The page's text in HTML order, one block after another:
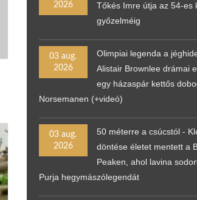
2026
Tőkés Imre útja az 54-es
győzelméig
03 aug.
2026
Olimpiai legenda a
Alistair Brownlee drámai
egy házaspár kettős
Norsemanen (+videó)
03 aug.
2026
50 méterre a csúcstól -
döntése életet mentett a
Peaken, ahol lavina
Purja hegymászólegendát